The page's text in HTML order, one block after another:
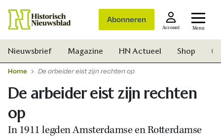
Abonneren
Account Menu
Nieuwsbrief Magazine HN Actueel Shop
Home De arbeider eist zijn rechten op
De arbeider eist zijn rechten
op
In 1911 legden Amsterdamse en Rotterdamse